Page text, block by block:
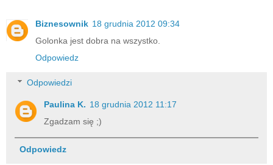
Biznesownik 18 grudnia 2012 09:34
Golonka jest dobra na wszystko.
Odpowiedz
Odpowiedzi
Paulina K. 18 grudnia 2012 11:17
Zgadzam się ;)
Odpowiedz